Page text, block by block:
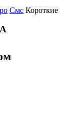
Смс Короткие